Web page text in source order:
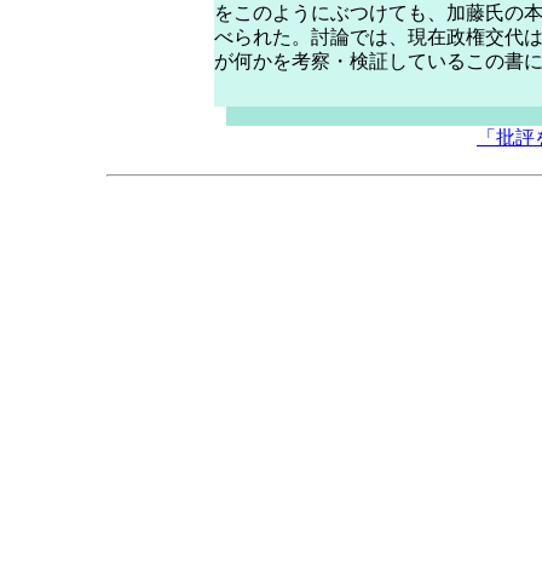
をこのようにぶつけても、加藤氏の
べられた。討論では、現在政権交代
が何かを考察・検証しているこの書
「批